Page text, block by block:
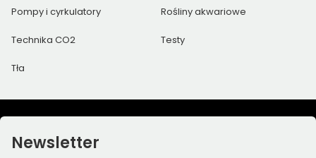
Pompy i cyrkulatory Rośliny akwariowe
Technika CO2 Testy
Tła
Newsletter